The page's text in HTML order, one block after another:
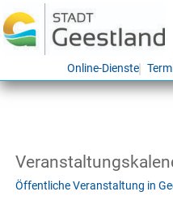
Online-Dienste
Öffentliche Veranstaltung in